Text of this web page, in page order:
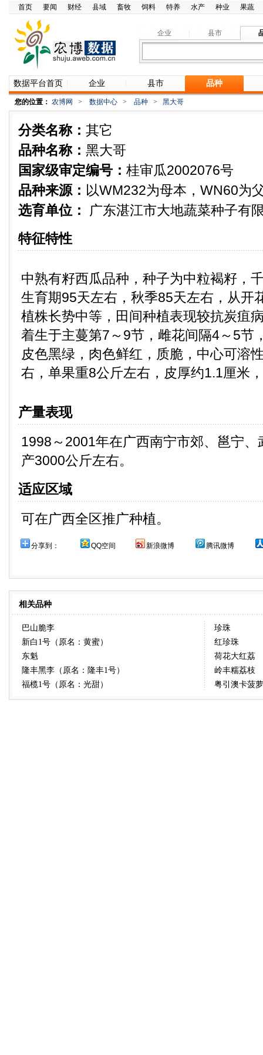
首页 要闻 财经 县域 畜牧 饲料 特养 水产 种业 果蔬
企业 县市
数据平台首页 企业 县市 品种
您的位置： 农博网 > 数据中心 > 品种 > 黑大哥
分类名称： 其它
品种名称： 黑大哥
国家级审定编号： 桂审瓜2002076号
品种来源： 以WM232为母本，WN60为
选育单位：
广东湛江市大地蔬菜种子有
特征特性
中熟有籽西瓜品种，种子为中粒褐籽，
生育期95天左右，秋季85天左右，从开
植株长势中等，田间种植表现较抗炭疽
着生于主蔓第7～9节，雌花间隔4～5节
皮色黑绿，肉色鲜红，质脆，中心可溶
右，单果重8公斤左右，皮厚约1.1厘米
产量表现
1998～2001年在广西南宁市郊、邕宁
产3000公斤左右。
适应区域
可在广西全区推广种植。
分享到： QQ空间 新浪微博 腾讯微博
相关品种
巴山脆李
新白1号（原名：黄蜜）
东魁
隆丰黑李（原名：隆丰1号）
福榄1号（原名：光甜）
珍珠
红珍珠
荷花大红荔
岭丰糯荔枝
粤引澳卡菠萝